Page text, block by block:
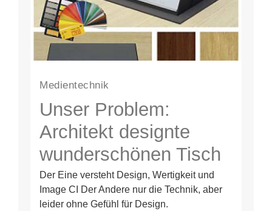
Medientechnik
Unser Problem:
Architekt designte
wunderschönen Tisch
und die Medien-
Techniker machten
Der Eine versteht Design, Wertigkeit und
Image CI Der Andere nur die Technik, aber
leider ohne Gefühl für Design.